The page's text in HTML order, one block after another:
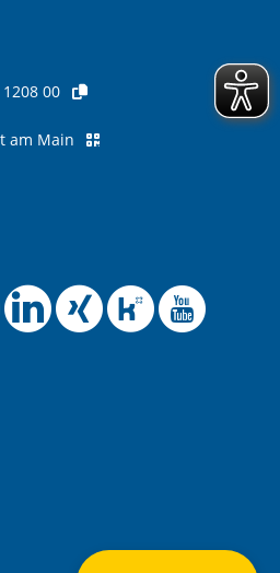
00
am Main
Offizielle
Offizielle